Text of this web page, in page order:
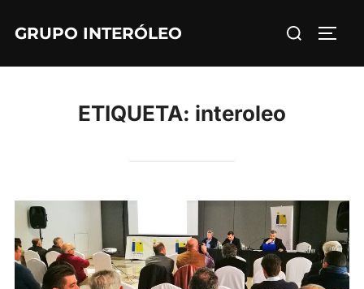
GRUPO INTERÓLEO Buscar:
ETIQUETA: interoleo